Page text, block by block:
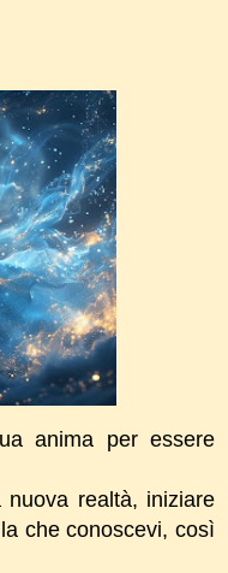
anima per essere
realtà, iniziare
che conoscevi, così